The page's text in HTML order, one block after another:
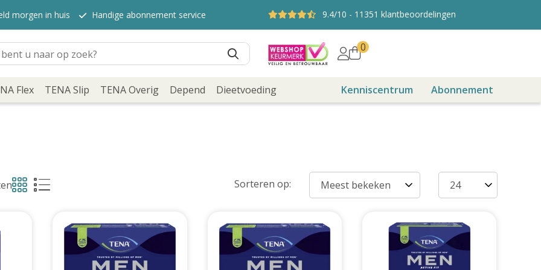
morgen in huis Handige abonnement service 9.4/10 - 11351 klantbeoordelingen
0
Flex TENA Slip TENA Overig Depend Dieetvoeding Kenniscentrum Abonnement
Sorteren op: